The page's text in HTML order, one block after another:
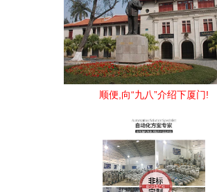
顺便,向“九八”介绍下厦门!